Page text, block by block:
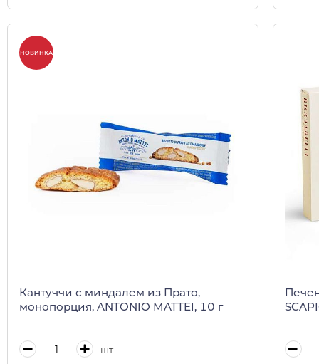
НОВИНКА
Кантуччи с миндалем из Прато,
монопорция, ANTONIO MATTEI, 10 г
шт